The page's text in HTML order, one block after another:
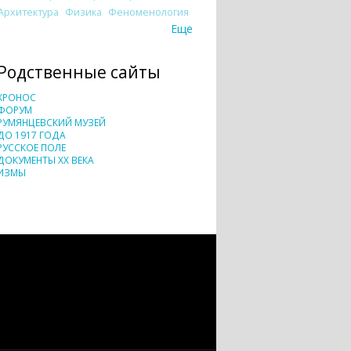
Физика Феноменология
Еще
сайты
МУЗЕЙ
1917 ГОДА
ПОЛЕ
XX ВЕКА